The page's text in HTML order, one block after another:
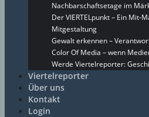
Nachbarschaftsetage im
Der VIERTELpunkt – Ein Mit-
Mitgestaltung
Gewalt erkennen –
Color Of Media – wenn
Werde Viertelreporter:
Viertelreporter
Über uns
Kontakt
Login